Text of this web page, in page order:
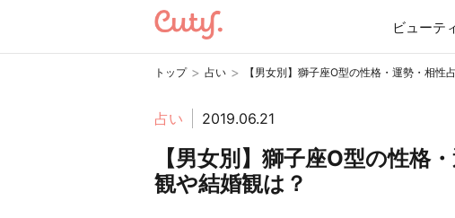
ビューテ
トップ > 占い > 【男女別】獅子座O型の性格・運勢・相性
占い 2019.06.21
【男女別】獅子座O型の性格
観や結婚観は？